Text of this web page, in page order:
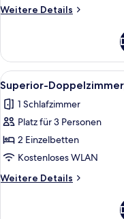
Weitere Details
Weitere
Balkon
Alle
Fotos
für
Superior-
Doppelzimmer,
Balkon
anzeigen
4
Superior-
1 Schlafzimmer
Platz für 3 Personen
2 Einzelbetten
Kostenloses WLAN
Weitere Details
Weitere